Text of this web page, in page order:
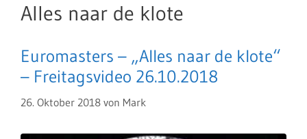
Alles naar de klote
Euromasters – „Alles naar de klote“
– Freitagsvideo 26.10.2018
26. Oktober 2018 von Mark